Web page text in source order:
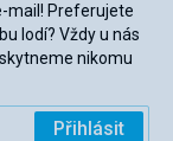
mail! Preferujete
lodí? Vždy u nás
nikomu
Přihlásit